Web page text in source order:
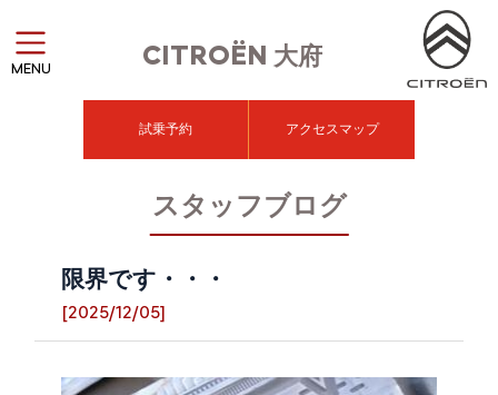
CITROËN 大府
MENU
試乗予約 アクセスマップ
スタッフブログ
限界です・・・
[2025/12/05]